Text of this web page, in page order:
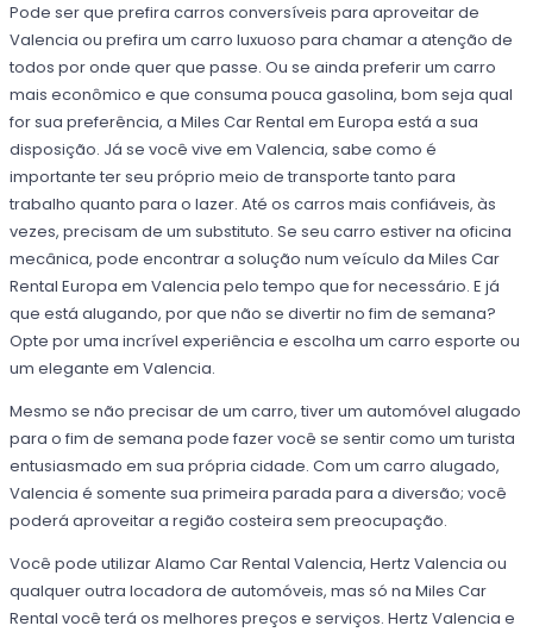
Pode ser que prefira carros conversíveis para aproveitar de
Valencia ou prefira um carro luxuoso para chamar a atenção de
todos por onde quer que passe. Ou se ainda preferir um carro
mais econômico e que consuma pouca gasolina, bom seja qual
for sua preferência, a Miles Car Rental em Europa está a sua
disposição. Já se você vive em Valencia, sabe como é
importante ter seu próprio meio de transporte tanto para
trabalho quanto para o lazer. Até os carros mais confiáveis, às
vezes, precisam de um substituto. Se seu carro estiver na oficina
mecânica, pode encontrar a solução num veículo da Miles Car
Rental Europa em Valencia pelo tempo que for necessário. E já
que está alugando, por que não se divertir no fim de semana?
Opte por uma incrível experiência e escolha um carro esporte ou
um elegante em Valencia.
Mesmo se não precisar de um carro, tiver um automóvel alugado
para o fim de semana pode fazer você se sentir como um turista
entusiasmado em sua própria cidade. Com um carro alugado,
Valencia é somente sua primeira parada para a diversão; você
poderá aproveitar a região costeira sem preocupação.
Você pode utilizar Alamo Car Rental Valencia, Hertz Valencia ou
qualquer outra locadora de automóveis, mas só na Miles Car
Rental você terá os melhores preços e serviços. Hertz Valencia e